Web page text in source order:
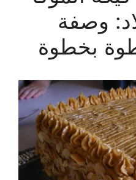
وصفة
بخطوة